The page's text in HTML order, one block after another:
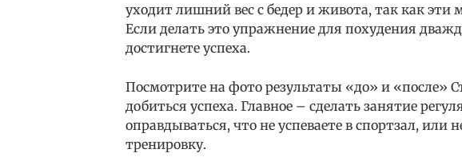
уходит лишний вес с бедер и живота, так как
Если делать это упражнение для похудения
достигнете успеха.
Посмотрите на фото результаты «до» и «после»
добиться успеха. Главное – сделать занятие
оправдываться, что не успеваете в спортзал,
тренировку.